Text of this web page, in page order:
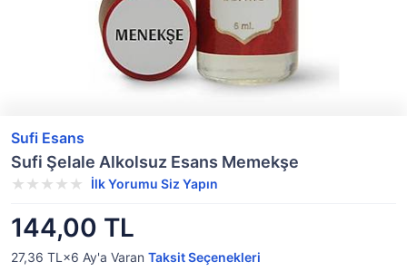
Sufi Esans
Sufi Şelale Alkolsuz Esans Memekşe
İlk Yorumu Siz Yapın
144,00 TL
27,36 TL×6 Ay'a Varan Taksit Seçenekleri